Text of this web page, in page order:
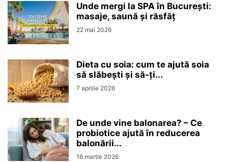
Unde mergi la SPA în București:
masaje, saună și răsfăț
22 mai 2026
Dieta cu soia: cum te ajută soia
să slăbești și să-ți...
7 aprilie 2026
De unde vine balonarea? – Ce
probiotice ajută în reducerea
balonării...
16 martie 2026